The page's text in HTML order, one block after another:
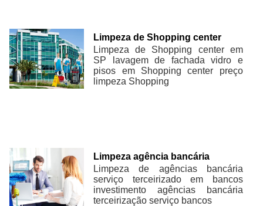
Limpeza de Shopping center
Limpeza de Shopping center em
SP lavagem de fachada vidro e
pisos em Shopping center preço
limpeza Shopping
Limpeza agência bancária
Limpeza de agências bancária
serviço terceirizado em bancos
investimento agências bancária
terceirização serviço bancos